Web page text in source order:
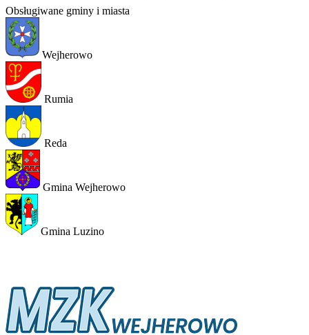
Obsługiwane gminy i miasta
Wejherowo
Rumia
Reda
Gmina Wejherowo
Gmina Luzino